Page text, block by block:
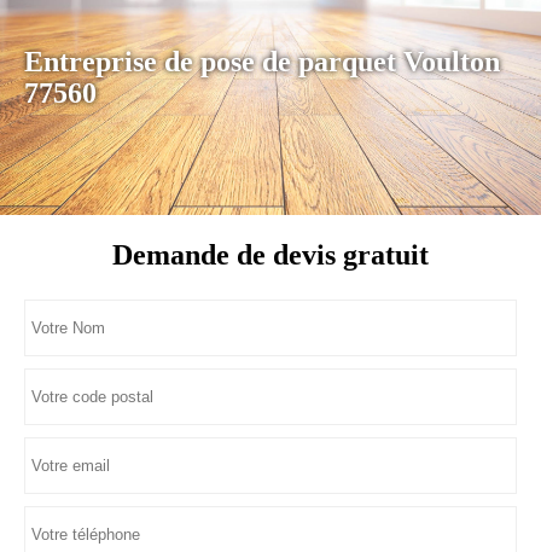
Entreprise de pose de parquet Voulton
77560
Demande de devis gratuit